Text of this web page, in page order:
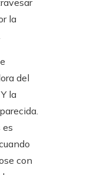
la
del
la
es
con